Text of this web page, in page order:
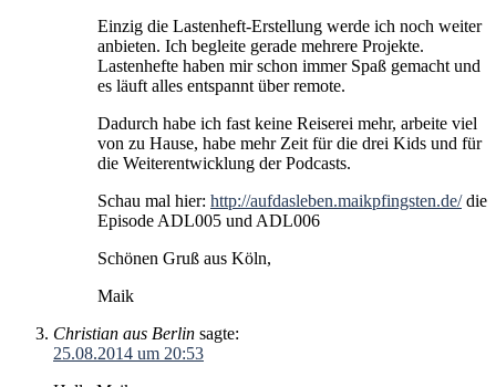
Einzig die Lastenheft-Erstellung werde ich noch weiter
anbieten. Ich begleite gerade mehrere Projekte.
Lastenhefte haben mir schon immer Spaß gemacht und
es läuft alles entspannt über remote.
Dadurch habe ich fast keine Reiserei mehr, arbeite viel
von zu Hause, habe mehr Zeit für die drei Kids und für
die Weiterentwicklung der Podcasts.
Schau mal hier: http://aufdasleben.maikpfingsten.de/die
Episode ADL005 und ADL006
Schönen Gruß aus Köln,
Maik
Christian aus Berlin sagte:
25.08.2014 um 20:53